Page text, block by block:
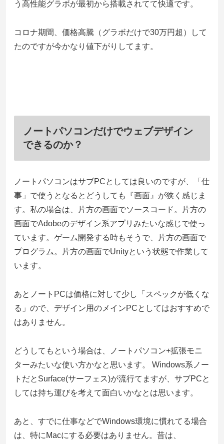
う高性能グラボが最初から搭載されてて快適です。
コロナ期間、価格高騰（グラボだけで30万円超）して
たのですが今かなり値下がりしてます。
ノートパソコンだけでウェブデザイン
できるのか？
ノートパソコンはサブPCとしては良いのですが、「仕
事」で使うとなるとどうしても『画面』が狭く感じま
す。私の場合は、片方の画面でソースコード。片方の
画面でAdobeのデザイン系アプリみたいな感じで使っ
ています。ゲーム開発する時もそうで、片方の画面で
プログラム。片方の画面でUnityという状態で作業して
います。
あとノートPCは価格に対して少し「スペックが低くな
る」ので、デザイン用のメインPCとしてはおすすめで
はありません。
どうしてもという場合は、ノートパソコン+拡張モニ
ターみたいな使い方かなと思います。 Windows系ノー
トだとSurface(サーフェス)が流行てますが、サブPCと
しては持ち運びを考えて面白いかなとは思います。
あと、すでに仕事などでWindows環境に慣れてる場合
は、特にMacにする必要はありません。昔は、